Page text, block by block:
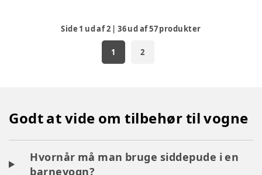
Side 1 ud af2 |36ud af57produkter
1 2
Godt at vide om tilbehør til vogne
Hvornår må man bruge siddepude i en
barnevogn?